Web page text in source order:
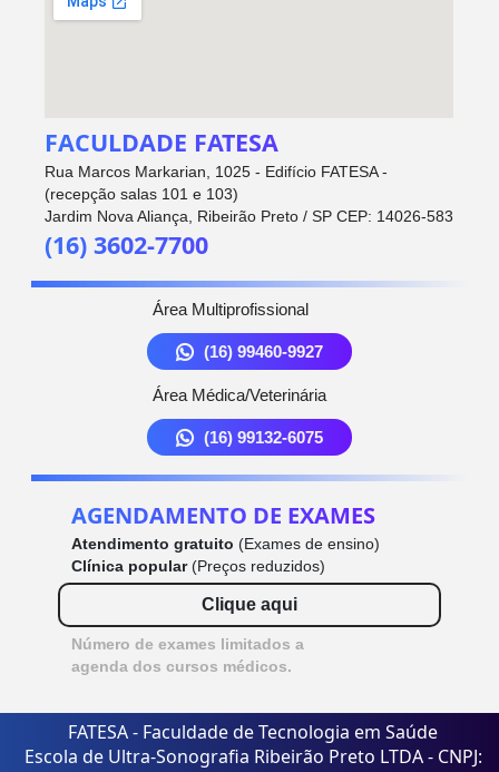
FACULDADE FATESA
Rua Marcos Markarian, 1025 - Edifício FATESA -
(recepção salas 101 e 103)
Jardim Nova Aliança, Ribeirão Preto / SP CEP: 14026-583
(16) 3602-7700
Área Multiprofissional
(16) 99460-9927
Área Médica/Veterinária
(16) 99132-6075
AGENDAMENTO DE EXAMES
Atendimento gratuito (Exames de ensino)
Clínica popular(Preços reduzidos)
Clique aqui
Número de exames limitados a
agenda dos cursos médicos.
FATESA - Faculdade de Tecnologia em Saúde
Escola de Ultra-Sonografia Ribeirão Preto LTDA - CNPJ: